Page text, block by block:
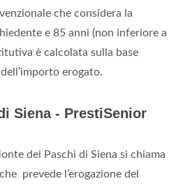
che considera la
e 85 anni (non inferiore a
è calcolata sulla base
erogato.
Siena - PrestiSenior
dei Paschi di Siena si chiama
prevede l’erogazione del